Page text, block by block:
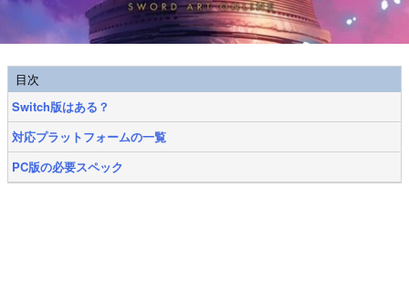
目次
Switch版はある？
対応プラットフォームの一覧
PC版の必要スペック